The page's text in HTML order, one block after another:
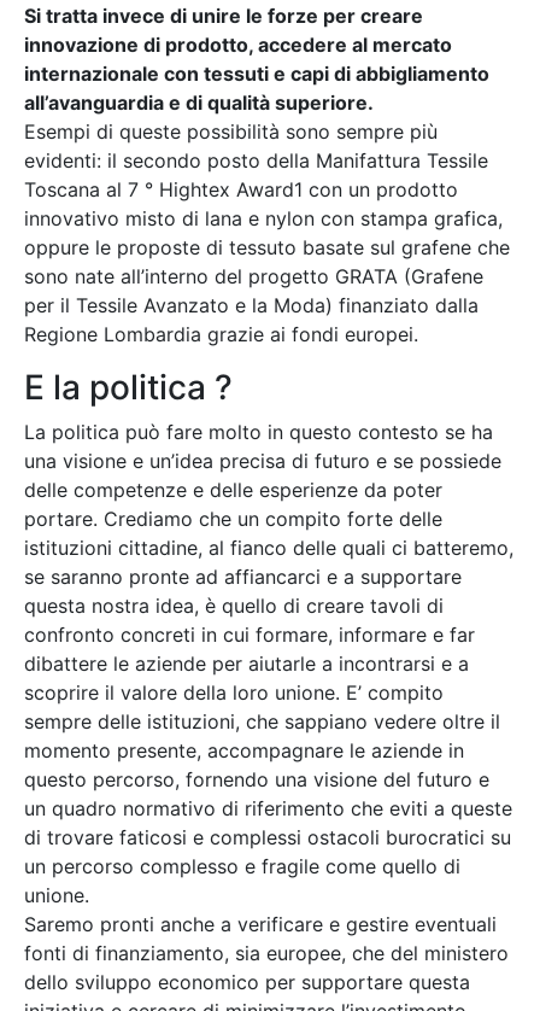
Si tratta invece di unire le forze per creare
innovazione di prodotto, accedere al mercato
internazionale con tessuti e capi di abbigliamento
all’avanguardia e di qualità superiore.
Esempi di queste possibilità sono sempre più
evidenti: il secondo posto della Manifattura Tessile
Toscana al 7 ° Hightex Award1 con un prodotto
innovativo misto di lana e nylon con stampa grafica,
oppure le proposte di tessuto basate sul grafene che
sono nate all’interno del progetto GRATA (Grafene
per il Tessile Avanzato e la Moda) finanziato dalla
Regione Lombardia grazie ai fondi europei.
E la politica ?
La politica può fare molto in questo contesto se ha
una visione e un’idea precisa di futuro e se possiede
delle competenze e delle esperienze da poter
portare. Crediamo che un compito forte delle
istituzioni cittadine, al fianco delle quali ci batteremo,
se saranno pronte ad affiancarci e a supportare
questa nostra idea, è quello di creare tavoli di
confronto concreti in cui formare, informare e far
dibattere le aziende per aiutarle a incontrarsi e a
scoprire il valore della loro unione. E’ compito
sempre delle istituzioni, che sappiano vedere oltre il
momento presente, accompagnare le aziende in
questo percorso, fornendo una visione del futuro e
un quadro normativo di riferimento che eviti a queste
di trovare faticosi e complessi ostacoli burocratici su
un percorso complesso e fragile come quello di
unione.
Saremo pronti anche a verificare e gestire eventuali
fonti di finanziamento, sia europee, che del ministero
dello sviluppo economico per supportare questa